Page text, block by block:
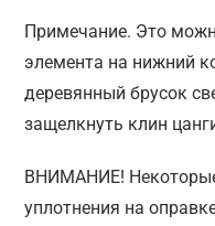
Примечание. Это
элемента на нижний
деревянный брусок
защелкнуть клин
ВНИМАНИЕ!
уплотнения на